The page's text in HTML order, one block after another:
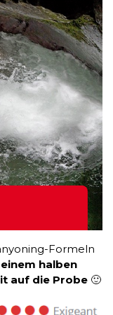
Formeln
halben
auf die Probe 🙂